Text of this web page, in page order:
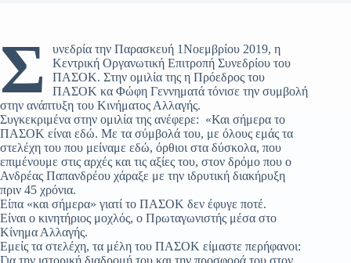
Σ
υνεδρία την Παρασκευή 1Νοεμβρίου 2019, η
Κεντρική Οργανωτική Επιτροπή Συνεδρίου του
ΠΑΣΟΚ. Στην ομιλία της η Πρόεδρος του
ΠΑΣΟΚ κα Φώφη Γεννηματά τόνισε την συμβολή
στην ανάπτυξη του Κινήματος Αλλαγής.
Συγκεκριμένα στην ομιλία της ανέφερε: «Και σήμερα το
ΠΑΣΟΚ είναι εδώ. Με τα σύμβολά του, με όλους εμάς τα
στελέχη του που μείναμε εδώ, όρθιοι στα δύσκολα, που
επιμένουμε στις αρχές και τις αξίες του, στον δρόμο που ο
Ανδρέας Παπανδρέου χάραξε με την ιδρυτική διακήρυξη
πριν 45 χρόνια.
Είπα «και σήμερα» γιατί το ΠΑΣΟΚ δεν έφυγε ποτέ.
Είναι ο κινητήριος μοχλός, ο Πρωταγωνιστής μέσα στο
Κίνημα Αλλαγής.
Εμείς τα στελέχη, τα μέλη του ΠΑΣΟΚ είμαστε περήφανοι:
Για την ιστορική διαδρομή του και την προσφορά του στον